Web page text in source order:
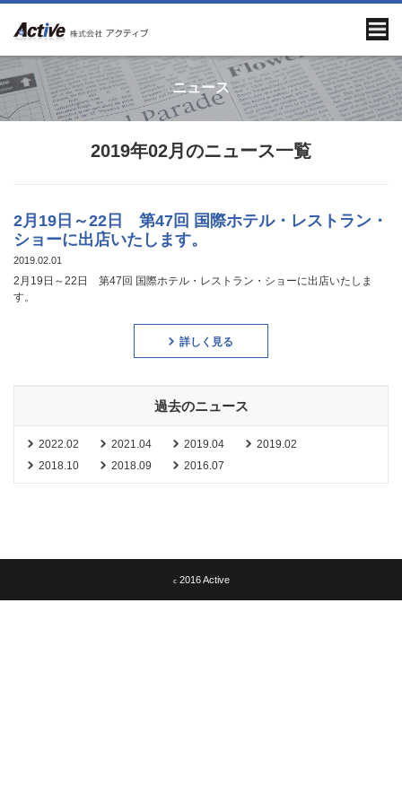
ニュース
2019年02月のニュース一覧
2月19日～22日 第47回 国際ホテル・レストラン・
ショーに出店いたします。
2019.02.01
2月19日～22日 第47回 国際ホテル・レストラン・ショーに出店いたしま
す。
詳しく見る
過去のニュース
2022.02 2021.04 2019.04
2019.02
2018.10
2018.09 2016.07
c2016 Active